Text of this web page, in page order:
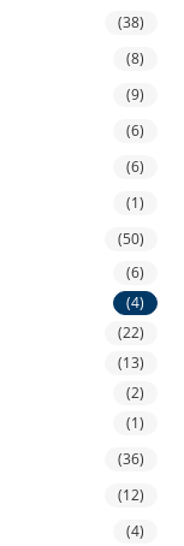
(38)
(8)
(9)
(6)
(6)
(1)
(50)
(6)
(4)
(22)
(13)
(2)
(1)
(36)
(12)
(4)